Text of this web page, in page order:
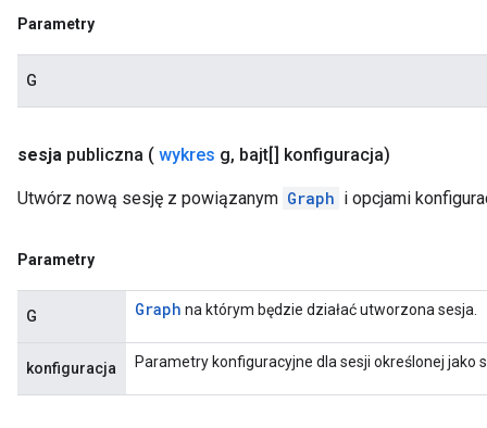
Parametry
G
sesja publiczna ( wykres g, bajt[] konfiguracja)
Utwórz nową sesję z powiązanym Graph i opcjami
Parametry
G Graph na którym będzie działać utworzona sesja.
konfiguracja Parametry konfiguracyjne dla sesji określonej jako